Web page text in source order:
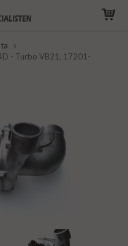
- Turbo VB21, 17201-